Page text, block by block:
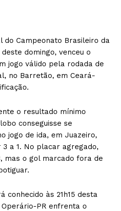
do Campeonato Brasileiro da
domingo, venceu o
jogo válido pela rodada de
no Barretão, em Ceará-
o resultado mínimo
conseguisse se
jogo de ida, em Juazeiro,
a 1. No placar agregado,
mas o gol marcado fora de
conhecido às 21h15 desta
PR enfrenta o